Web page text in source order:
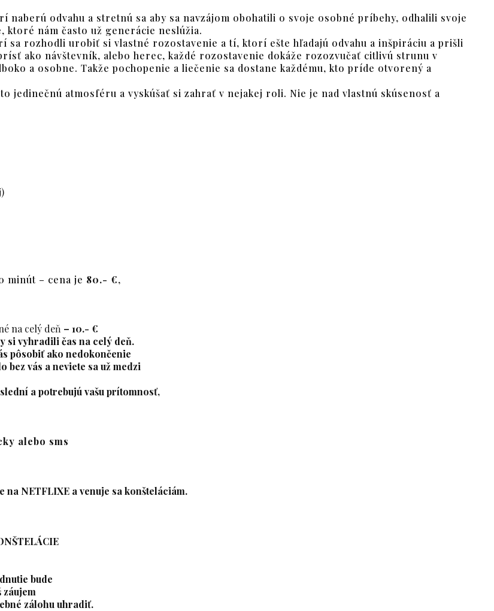
naberú odvahu a stretnú sa aby sa navzájom obohatili o svoje osobné príbehy, odhalili svoje
nám často už generácie neslúžia.
sa rozhodli urobiť si vlastné rozostavenie a tí, ktorí ešte hľadajú odvahu a inšpiráciu a prišli
ako návštevník, alebo herec, každé rozostavenie dokáže rozozvučať citlivú strunu v
a osobne. Takže pochopenie a liečenie sa dostane každému, kto príde otvorený a
jedinečnú atmosféru a vyskúšať si zahrať v nejakej roli. Nie je nad vlastnú skúsenosť a
minút – cena je 80.- €,
na celý deň – 10.- €
si vyhradili čas na celý deň.
pôsobiť ako nedokončenie
vás a neviete sa už medzi
a potrebujú vašu prítomnosť,
alebo sms
NETFLIXE a venuje sa konšteláciám.
bude
zálohu uhradiť.